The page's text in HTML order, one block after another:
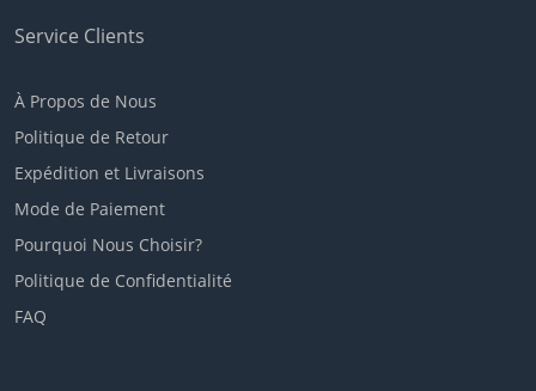
Service Clients
À Propos de Nous
Politique de Retour
Expédition et Livraisons
Mode de Paiement
Pourquoi Nous Choisir?
Politique de Confidentialité
FAQ